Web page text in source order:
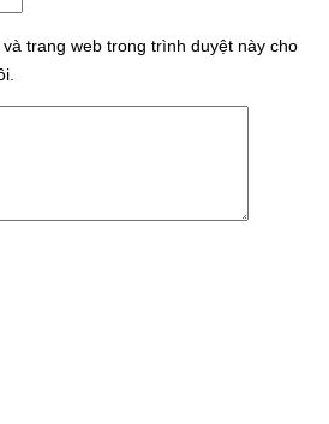
trang web trong trình duyệt này cho